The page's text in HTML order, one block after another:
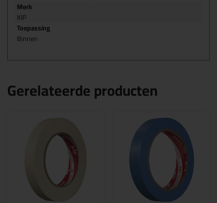
Merk
KIP
Toepassing
Binnen
Gerelateerde producten